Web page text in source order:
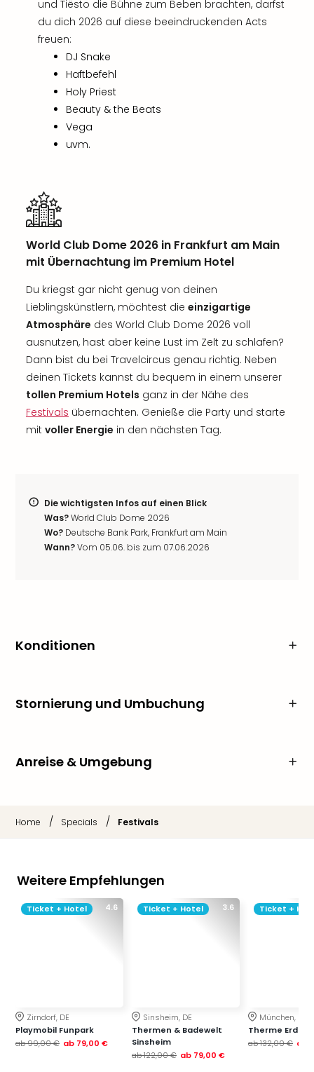
und Tiësto die Bühne zum Beben brachten, darfst
du dich 2026 auf diese beeindruckenden Acts
freuen:
DJ Snake
Haftbefehl
Holy Priest
Beauty & the Beats
Vega
uvm.
World Club Dome 2026 in Frankfurt am Main
mit Übernachtung im Premium Hotel
Du kriegst gar nicht genug von deinen
Lieblingskünstlern, möchtest die einzigartige
Atmosphäre des World Club Dome 2026 voll
ausnutzen, hast aber keine Lust im Zelt zu schlafen?
Dann bist du bei Travelcircus genau richtig. Neben
deinen Tickets kannst du bequem in einem unserer
tollen Premium Hotels ganz in der Nähe des
Festivals übernachten. Genieße die Party und starte
mit voller Energie in den nächsten Tag.
Die wichtigsten Infos auf einen Blick
Was?World Club Dome 2026
Wo? Deutsche Bank Park, Frankfurt am Main
Wann?Vom 05.06. bis zum 07.06.2026
Konditionen
Stornierung und Umbuchung
Anreise & Umgebung
Home / Specials / Festivals
Weitere Empfehlungen
4.6
Ticket + Hotel
Zirndorf, DE
Playmobil Funpark
ab99,00 € ab 79,00 €
3.6
Ticket + Hotel
Sinsheim, DE
Thermen & Badewelt
Sinsheim
ab122,00 € ab 79,00 €
Ticket +
München, DE
Therme Erding
ab132,00 € ab